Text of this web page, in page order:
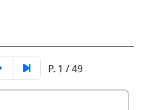
P. 1 / 49